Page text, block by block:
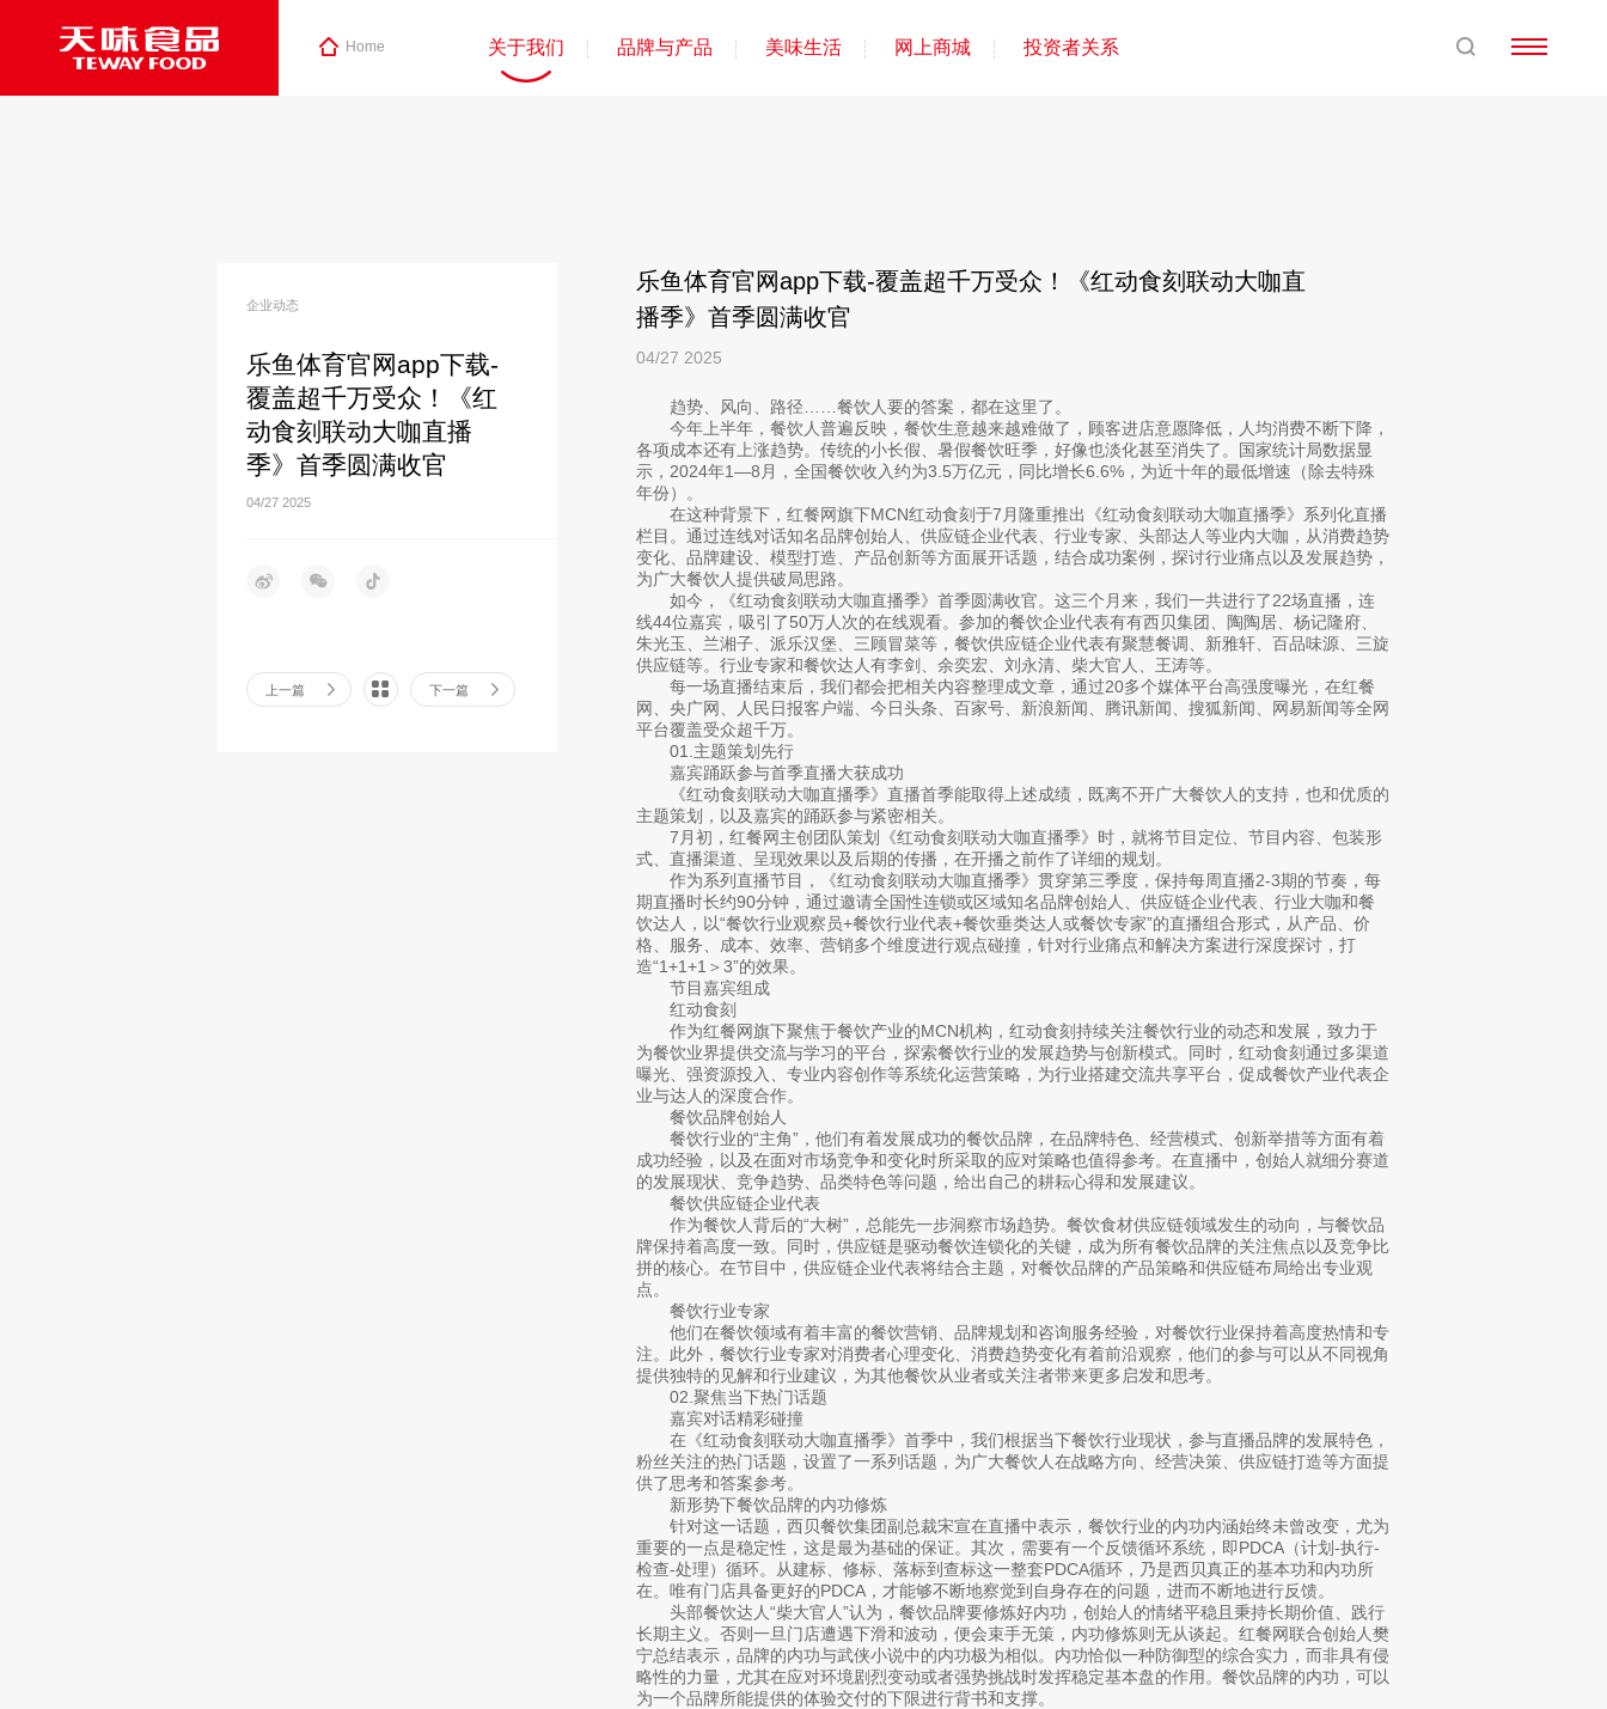
Home 关于我们 品牌与产品 美味生活 网上商城 投资者关系
企业动态
乐鱼体育官网app下载-
覆盖超千万受众！《红
动食刻联动大咖直播
季》首季圆满收官
04/27 2025
上一篇 下一篇
乐鱼体育官网app下载-覆盖超千万受众！《红动食刻联动大咖直
播季》首季圆满收官
04/27 2025
趋势、风向、路径……餐饮人要的答案，都在这里了。
今年上半年，餐饮人普遍反映，餐饮生意越来越难做了，顾客进店意愿降低，人均消费不断下降，
各项成本还有上涨趋势。传统的小长假、暑假餐饮旺季，好像也淡化甚至消失了。国家统计局数据显
示，2024年1—8月，全国餐饮收入约为3.5万亿元，同比增长6.6%，为近十年的最低增速（除去特殊
年份）。
在这种背景下，红餐网旗下MCN红动食刻于7月隆重推出《红动食刻联动大咖直播季》系列化直播
栏目。通过连线对话知名品牌创始人、供应链企业代表、行业专家、头部达人等业内大咖，从消费趋势
变化、品牌建设、模型打造、产品创新等方面展开话题，结合成功案例，探讨行业痛点以及发展趋势，
为广大餐饮人提供破局思路。
如今，《红动食刻联动大咖直播季》首季圆满收官。这三个月来，我们一共进行了22场直播，连
线44位嘉宾，吸引了50万人次的在线观看。参加的餐饮企业代表有有西贝集团、陶陶居、杨记隆府、
朱光玉、兰湘子、派乐汉堡、三顾冒菜等，餐饮供应链企业代表有聚慧餐调、新雅轩、百品味源、三旋
供应链等。行业专家和餐饮达人有李剑、余奕宏、刘永清、柴大官人、王涛等。
每一场直播结束后，我们都会把相关内容整理成文章，通过20多个媒体平台高强度曝光，在红餐
网、央广网、人民日报客户端、今日头条、百家号、新浪新闻、腾讯新闻、搜狐新闻、网易新闻等全网
平台覆盖受众超千万。
01.主题策划先行
嘉宾踊跃参与首季直播大获成功
《红动食刻联动大咖直播季》直播首季能取得上述成绩，既离不开广大餐饮人的支持，也和优质的
主题策划，以及嘉宾的踊跃参与紧密相关。
7月初，红餐网主创团队策划《红动食刻联动大咖直播季》时，就将节目定位、节目内容、包装形
式、直播渠道、呈现效果以及后期的传播，在开播之前作了详细的规划。
作为系列直播节目，《红动食刻联动大咖直播季》贯穿第三季度，保持每周直播2-3期的节奏，每
期直播时长约90分钟，通过邀请全国性连锁或区域知名品牌创始人、供应链企业代表、行业大咖和餐
饮达人，以“餐饮行业观察员+餐饮行业代表+餐饮垂类达人或餐饮专家”的直播组合形式，从产品、价
格、服务、成本、效率、营销多个维度进行观点碰撞，针对行业痛点和解决方案进行深度探讨，打
造“1+1+1＞3”的效果。
节目嘉宾组成
红动食刻
作为红餐网旗下聚焦于餐饮产业的MCN机构，红动食刻持续关注餐饮行业的动态和发展，致力于
为餐饮业界提供交流与学习的平台，探索餐饮行业的发展趋势与创新模式。同时，红动食刻通过多渠道
曝光、强资源投入、专业内容创作等系统化运营策略，为行业搭建交流共享平台，促成餐饮产业代表企
业与达人的深度合作。
餐饮品牌创始人
餐饮行业的“主角”，他们有着发展成功的餐饮品牌，在品牌特色、经营模式、创新举措等方面有着
成功经验，以及在面对市场竞争和变化时所采取的应对策略也值得参考。在直播中，创始人就细分赛道
的发展现状、竞争趋势、品类特色等问题，给出自己的耕耘心得和发展建议。
餐饮供应链企业代表
作为餐饮人背后的“大树”，总能先一步洞察市场趋势。餐饮食材供应链领域发生的动向，与餐饮品
牌保持着高度一致。同时，供应链是驱动餐饮连锁化的关键，成为所有餐饮品牌的关注焦点以及竞争比
拼的核心。在节目中，供应链企业代表将结合主题，对餐饮品牌的产品策略和供应链布局给出专业观
点。
餐饮行业专家
他们在餐饮领域有着丰富的餐饮营销、品牌规划和咨询服务经验，对餐饮行业保持着高度热情和专
注。此外，餐饮行业专家对消费者心理变化、消费趋势变化有着前沿观察，他们的参与可以从不同视角
提供独特的见解和行业建议，为其他餐饮从业者或关注者带来更多启发和思考。
02.聚焦当下热门话题
嘉宾对话精彩碰撞
在《红动食刻联动大咖直播季》首季中，我们根据当下餐饮行业现状，参与直播品牌的发展特色，
粉丝关注的热门话题，设置了一系列话题，为广大餐饮人在战略方向、经营决策、供应链打造等方面提
供了思考和答案参考。
新形势下餐饮品牌的内功修炼
针对这一话题，西贝餐饮集团副总裁宋宣在直播中表示，餐饮行业的内功内涵始终未曾改变，尤为
重要的一点是稳定性，这是最为基础的保证。其次，需要有一个反馈循环系统，即PDCA（计划-执行-
检查-处理）循环。从建标、修标、落标到查标这一整套PDCA循环，乃是西贝真正的基本功和内功所
在。唯有门店具备更好的PDCA，才能够不断地察觉到自身存在的问题，进而不断地进行反馈。
头部餐饮达人“柴大官人”认为，餐饮品牌要修炼好内功，创始人的情绪平稳且秉持长期价值、践行
长期主义。否则一旦门店遭遇下滑和波动，便会束手无策，内功修炼则无从谈起。红餐网联合创始人樊
宁总结表示，品牌的内功与武侠小说中的内功极为相似。内功恰似一种防御型的综合实力，而非具有侵
略性的力量，尤其在应对环境剧烈变动或者强势挑战时发挥稳定基本盘的作用。餐饮品牌的内功，可以
为一个品牌所能提供的体验交付的下限进行背书和支撑。